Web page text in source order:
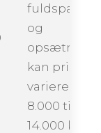
og
opsætning
kan prisen
variere fra
8.000 til
14.000